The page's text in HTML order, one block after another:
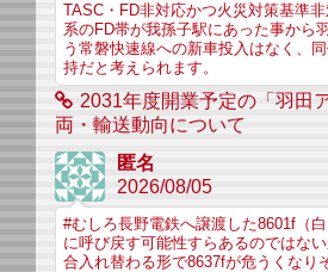
TASC・FD非対応かつ火災対策基準
系のFD帯が我孫子駅にあった事から
う常磐快速線への新車投入はなく、
持だと考えられます。
2031年度開業予定の「羽田
両・輸送動向について
匿名
2026/08/05
#むしろ長野電鉄へ譲渡した8601f（
に呼び戻す可能性すらあるのではな
合入れ替わる形で8637fが危うくなり